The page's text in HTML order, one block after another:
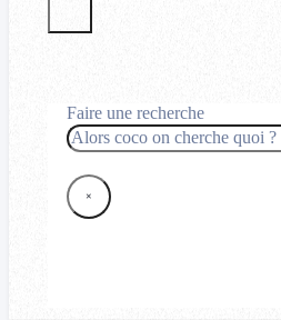
Faire une recherche
Rechercher
×